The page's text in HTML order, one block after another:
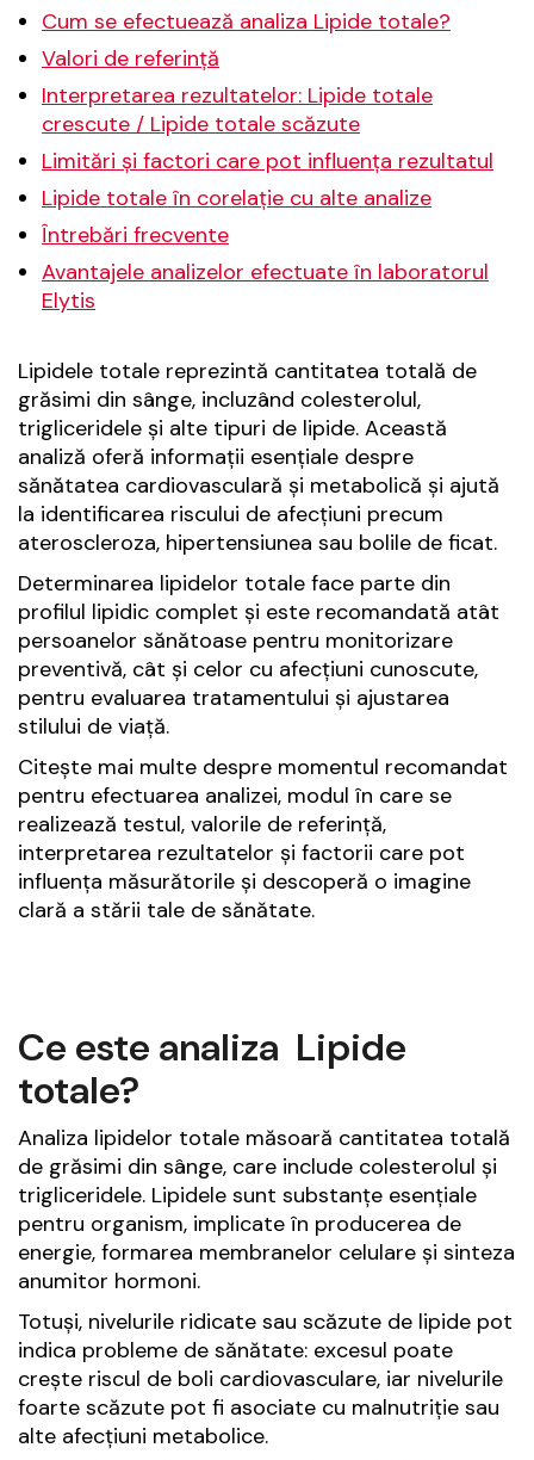
Cum se efectuează analiza Lipide totale?
Valori de referință
Interpretarea rezultatelor: Lipide totale
crescute / Lipide totale scăzute
Limitări și factori care pot influența rezultatul
Lipide totale în corelație cu alte analize
Întrebări frecvente
Avantajele analizelor efectuate în laboratorul
Elytis
Lipidele totale reprezintă cantitatea totală de
grăsimi din sânge, incluzând colesterolul,
trigliceridele și alte tipuri de lipide. Această
analiză oferă informații esențiale despre
sănătatea cardiovasculară și metabolică și ajută
la identificarea riscului de afecțiuni precum
ateroscleroza, hipertensiunea sau bolile de ficat.
Determinarea lipidelor totale face parte din
profilul lipidic complet și este recomandată atât
persoanelor sănătoase pentru monitorizare
preventivă, cât și celor cu afecțiuni cunoscute,
pentru evaluarea tratamentului și ajustarea
stilului de viață.
Citește mai multe despre momentul recomandat
pentru efectuarea analizei, modul în care se
realizează testul, valorile de referință,
interpretarea rezultatelor și factorii care pot
influența măsurătorile și descoperă o imagine
clară a stării tale de sănătate.
Ce este analiza Lipide
totale?
Analiza lipidelor totale măsoară cantitatea totală
de grăsimi din sânge, care include colesterolul și
trigliceridele. Lipidele sunt substanțe esențiale
pentru organism, implicate în producerea de
energie, formarea membranelor celulare și sinteza
anumitor hormoni.
Totuși, nivelurile ridicate sau scăzute de lipide pot
indica probleme de sănătate: excesul poate
crește riscul de boli cardiovasculare, iar nivelurile
foarte scăzute pot fi asociate cu malnutriție sau
alte afecțiuni metabolice.